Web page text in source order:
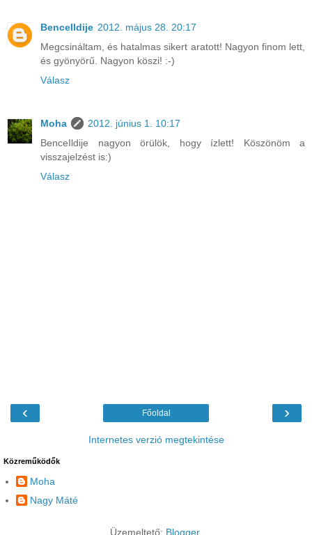
BenceIldije 2012. május 28. 20:17
Megcsináltam, és hatalmas sikert aratott! Nagyon finom lett,
és gyönyörű. Nagyon köszi! :-)
Válasz
Moha
2012. június 1. 10:17
BenceIldije nagyon örülök, hogy ízlett! Köszönöm a
visszajelzést is:)
Válasz
‹ ›
Főoldal
Internetes verzió megtekintése
Közreműködők
Moha
Nagy Máté
Üzemeltető: Blogger.